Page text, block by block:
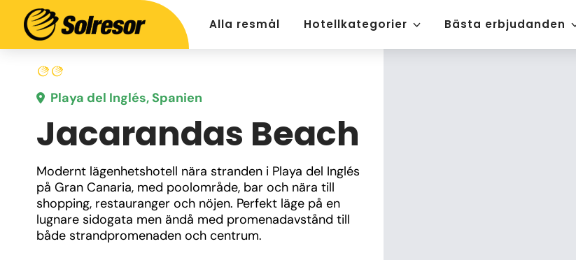
Alla resmål Hotellkategorier Bästa erbjudanden
Playa del Inglés, Spanien
Jacarandas Beach
Modernt lägenhetshotell nära stranden i Playa del Inglés
på Gran Canaria, med poolområde, bar och nära till
shopping, restauranger och nöjen. Perfekt läge på en
lugnare sidogata men ändå med promenadavstånd till
både strandpromenaden och centrum.